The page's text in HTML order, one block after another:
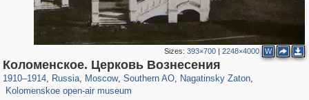
Sizes: 393×700| 2248×4000 W
Коломенское. Церковь Вознесения
1910–1914, Russia
1,406,849 29,243
, Moscow
319,861 8,286
, Southern AO
21,648 390
, Nagatinsky Zaton
3,132 95
,
Kolomenskoe open-air museum
2,331 94